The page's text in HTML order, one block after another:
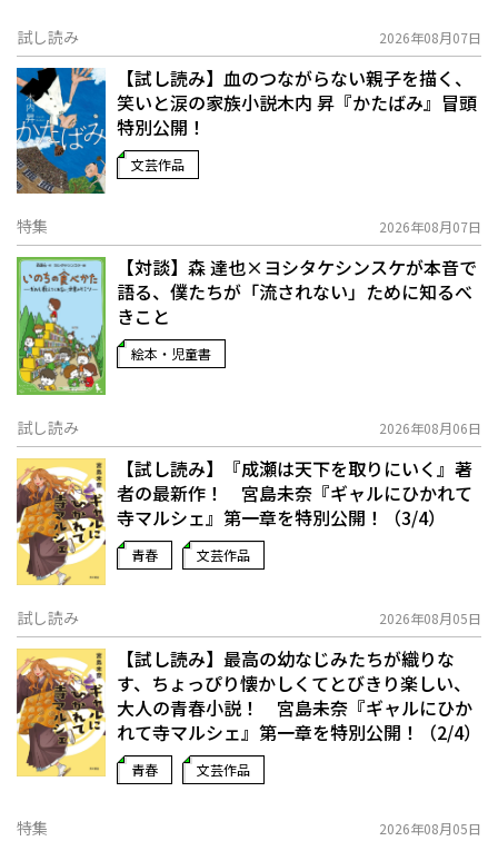
試し読み 2026年08月07日
【試し読み】血のつながらない親子を描く、
笑いと涙の家族小説――木内 昇『かたばみ』冒頭
特別公開！
文芸作品
特集 2026年08月07日
【対談】森 達也×ヨシタケシンスケが本音で
語る、僕たちが「流されない」ために知るべ
きこと
絵本・児童書
試し読み 2026年08月06日
【試し読み】『成瀬は天下を取りにいく』著
者の最新作！ 宮島未奈『ギャルにひかれて
寺マルシェ』第一章を特別公開！（3/4）
青春 文芸作品
試し読み 2026年08月05日
【試し読み】最高の幼なじみたちが織りな
す、ちょっぴり懐かしくてとびきり楽しい、
大人の青春小説！ 宮島未奈『ギャルにひか
れて寺マルシェ』第一章を特別公開！（2/4）
青春 文芸作品
特集 2026年08月05日